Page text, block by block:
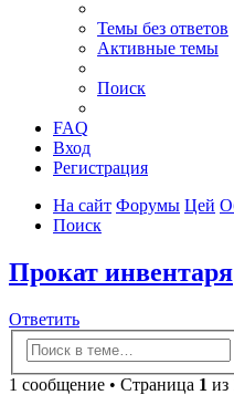
Темы без ответов
Активные темы
Поиск
FAQ
Вход
Регистрация
На сайт Форумы Цей
Поиск
Прокат инвентаря
Ответить
1 сообщение • Страница 1 из